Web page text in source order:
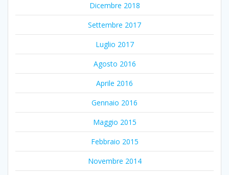
Dicembre 2018
Settembre 2017
Luglio 2017
Agosto 2016
Aprile 2016
Gennaio 2016
Maggio 2015
Febbraio 2015
Novembre 2014